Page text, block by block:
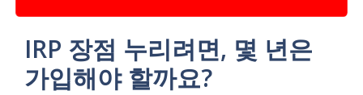
IRP 장점 누리려면, 몇 년은
가입해야 할까요?